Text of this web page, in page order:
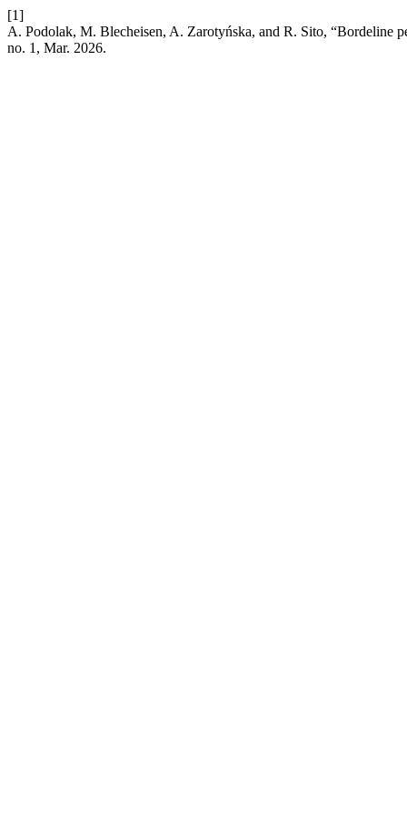
[1]
A. Podolak, M. Blecheisen, A. Zarotyńska, and R. Sito, “Bordeline
no. 1, Mar. 2026.